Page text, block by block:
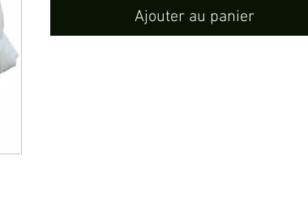
Ajouter au panier